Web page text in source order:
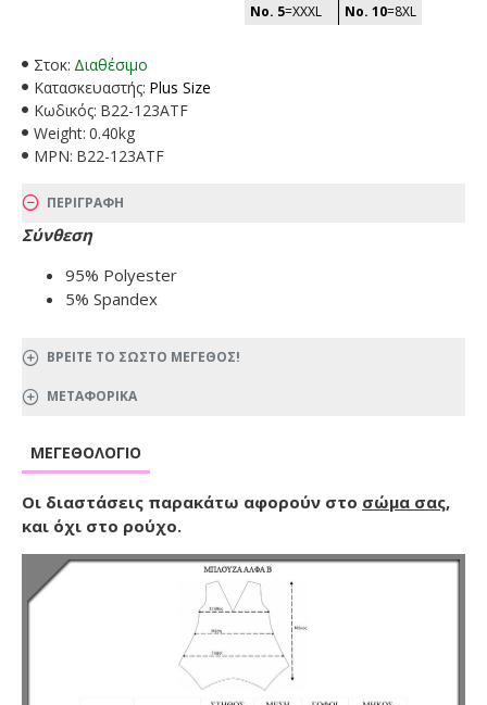
Στοκ: Διαθέσιμο
Κατασκευαστής: Plus Size
Κωδικός: B22-123ATF
Weight: 0.40kg
MPN: B22-123ATF
No. 5=XXXL No. 10=8XL
ΠΕΡΙΓΡΑΦΗ
Σύνθεση
95% Polyester
5% Spandex
ΒΡΕΙΤΕ ΤΟ ΣΩΣΤΟ ΜΕΓΕΘΟΣ!
ΜΕΤΑΦΟΡΙΚΑ
ΜΕΓΕΘΟΛΌΓΙΟ
Οι διαστάσεις παρακάτω αφορούν στο σώμα σας,
και όχι στο ρούχο.